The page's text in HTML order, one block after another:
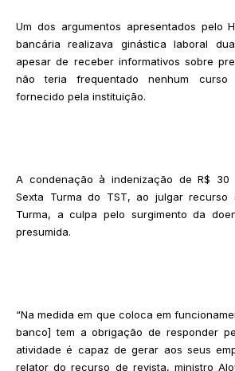
Um dos argumentos apresentados pelo
bancária realizava ginástica laboral
apesar de receber informativos sobre
não teria frequentado nenhum curso
fornecido pela instituição.
A condenação à indenização de R$ 30
Sexta Turma do TST, ao julgar recurso
Turma, a culpa pelo surgimento da
presumida.
“Na medida em que coloca em
banco] tem a obrigação de responder
atividade é capaz de gerar aos seus
relator do recurso de revista, ministro